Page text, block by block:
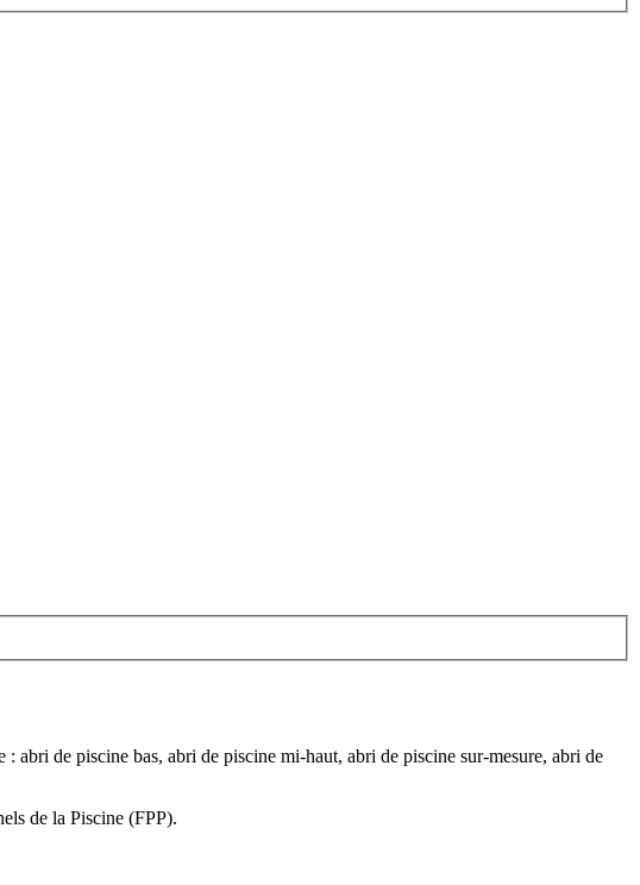
abri de piscine bas, abri de piscine mi-haut, abri de piscine sur-mesure, abri de
de la Piscine (FPP).